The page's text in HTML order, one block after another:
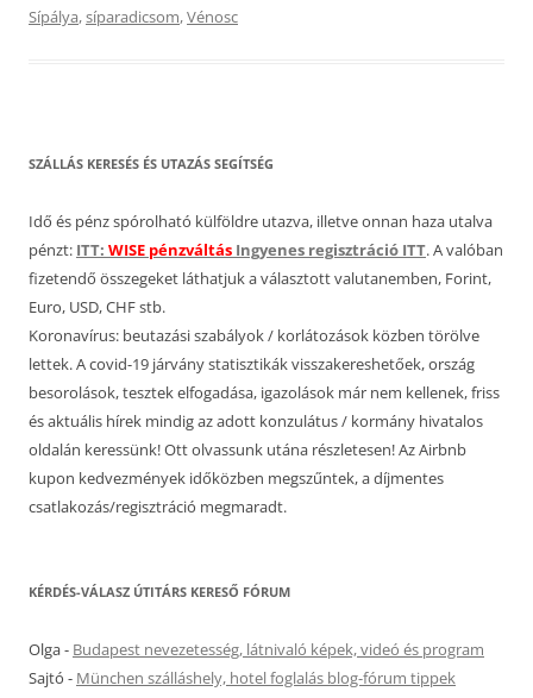
Sípálya,síparadicsom,Vénosc
SZÁLLÁS KERESÉS ÉS UTAZÁS SEGÍTSÉG
Idő és pénz spórolható külföldre utazva, illetve onnan haza utalva
pénzt: ITT: WISE pénzváltás Ingyenes regisztráció ITT. A valóban
fizetendő összegeket láthatjuk a választott valutanemben, Forint,
Euro, USD, CHF stb.
Koronavírus: beutazási szabályok / korlátozások közben törölve
lettek. A covid-19 járvány statisztikák visszakereshetőek, ország
besorolások, tesztek elfogadása, igazolások már nem kellenek, friss
és aktuális hírek mindig az adott konzulátus / kormány hivatalos
oldalán keressünk! Ott olvassunk utána részletesen! Az Airbnb
kupon kedvezmények időközben megszűntek, a díjmentes
csatlakozás/regisztráció megmaradt.
KÉRDÉS-VÁLASZ ÚTITÁRS KERESŐ FÓRUM
Olga- Budapest nevezetesség, látnivaló képek, videó és program
Sajtó - München szálláshely, hotel foglalás blog-fórum tippek